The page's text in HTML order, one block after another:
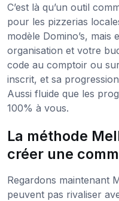
C’est là qu’un outil
pour les pizzerias
modèle Domino’s,
organisation et votre
code au comptoir ou
inscrit, et sa
Aussi fluide que les
100% à vous.
La méthode
créer une
Regardons maintenant
peuvent pas rivaliser